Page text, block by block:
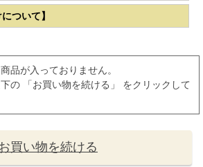
ついて】
品が入っておりません。
の 「お買い物を続ける」 をクリックして
買い物を続ける